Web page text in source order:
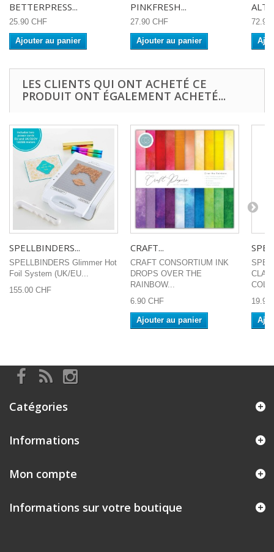
BETTERPRESS...
25.90 CHF
Ajouter au panier
PINKFRESH...
27.90 CHF
Ajouter au panier
72.90
LES CLIENTS QUI ONT ACHETÉ CE
PRODUIT ONT ÉGALEMENT ACHETÉ...
SPELLBINDERS...
SPELLBINDERS Glimmer Hot
Foil System (UK/EU...
155.00 CHF
CRAFT...
CRAFT CONSORTIUM INK
DROPS OVER THE
RAINBOW...
6.90 CHF
Ajouter au panier
19.90
Catégories
Informations
Mon compte
Informations sur votre boutique